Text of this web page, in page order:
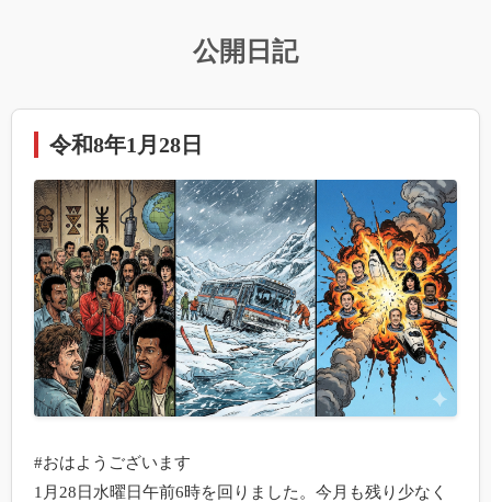
公開日記
令和8年1月28日
#おはようございます
1月28日水曜日午前6時を回りました。今月も残り少なく